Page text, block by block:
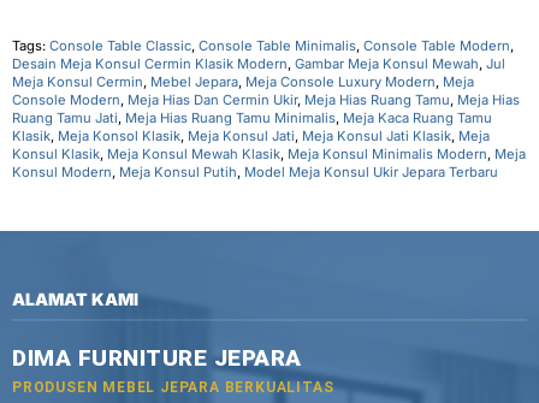
Tags: Console Table Classic, Console Table Minimalis, Console Table Modern,
Desain Meja Konsul Cermin Klasik Modern, Gambar Meja Konsul Mewah, Jul
Meja Konsul Cermin, Mebel Jepara, Meja Console Luxury Modern, Meja
Console Modern, Meja Hias Dan Cermin Ukir, Meja Hias Ruang Tamu, Meja Hias
Ruang Tamu Jati, Meja Hias Ruang Tamu Minimalis, Meja Kaca Ruang Tamu
Klasik, Meja Konsol Klasik, Meja Konsul Jati, Meja Konsul Jati Klasik, Meja
Konsul Klasik, Meja Konsul Mewah Klasik, Meja Konsul Minimalis Modern, Meja
Konsul Modern, Meja Konsul Putih, Model Meja Konsul Ukir Jepara Terbaru
ALAMAT KAMI
DIMA FURNITURE JEPARA
PRODUSEN MEBEL JEPARA BERKUALITAS